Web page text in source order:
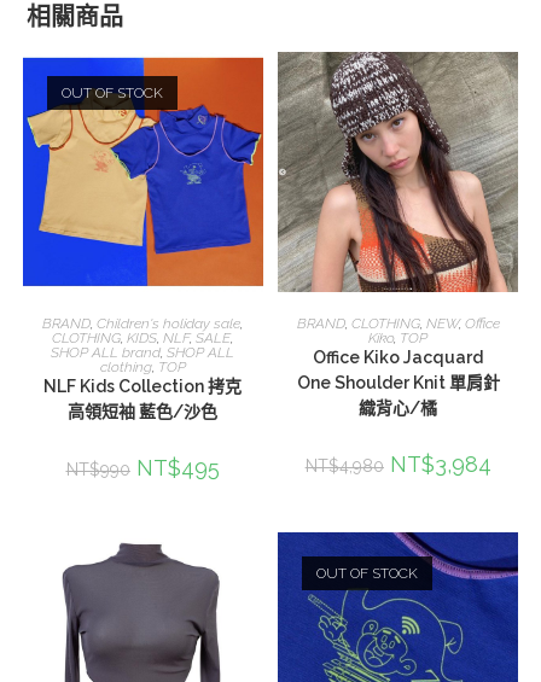
相關商品
OUT OF STOCK
選擇規格
BRAND ,Children's holiday sale
CLOTHING ,KIDS ,NLF,SALE
SHOP ALL brand ,SHOP ALL
clothing, TOP
NLF Kids Collection 拷克
高領短袖 藍色/沙色
NT$990 NT$495
加入購物車
BRAND, CLOTHING, NEW, Office
Kiko, TOP
Office Kiko Jacquard
One Shoulder Knit 單肩針
織背心/橘
NT$4,980 NT$3,984
OUT OF STOCK